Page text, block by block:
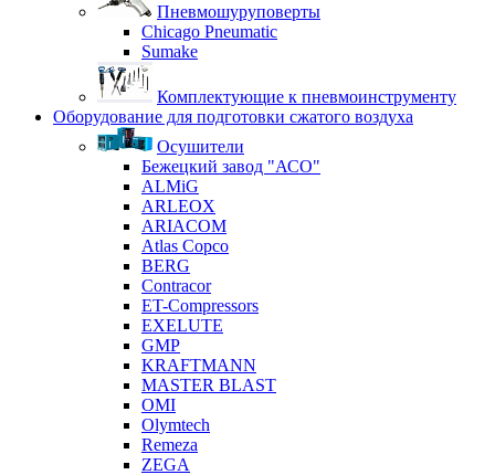
Пневмошуруповерты
Chicago Pneumatic
Sumake
Комплектующие к пневмоинструменту
Оборудование для подготовки сжатого воздуха
Осушители
Бежецкий завод "АСО"
ALMiG
ARLEOX
ARIACOM
Atlas Copco
BERG
Contracor
ET-Compressors
EXELUTE
GMP
KRAFTMANN
MASTER BLAST
OMI
Olymtech
Remeza
ZEGA